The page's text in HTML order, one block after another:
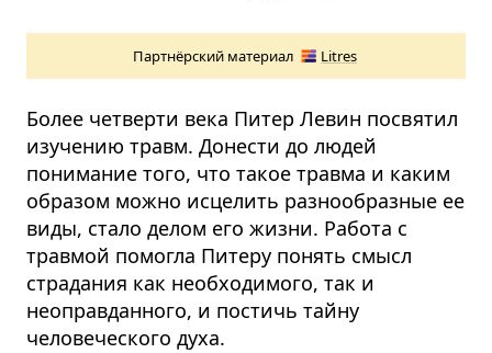
Партнёрский материал Litres
Более четверти века Питер Левин посвятил
изучению травм. Донести до людей
понимание того, что такое травма и каким
образом можно исцелить разнообразные ее
виды, стало делом его жизни. Работа с
травмой помогла Питеру понять смысл
страдания как необходимого, так и
неоправданного, и постичь тайну
человеческого духа.